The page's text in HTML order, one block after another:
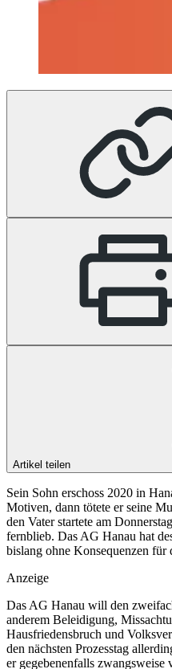
Artikel teilen
Sein Sohn erschoss 2020 in
Motiven, dann tötete er seine
den Vater startete am
fernblieb. Das AG Hanau hat
bislang ohne Konsequenzen für
Anzeige
Das AG Hanau will den
anderem Beleidigung,
Hausfriedensbruch und
den nächsten Prozesstag
er gegebenenfalls